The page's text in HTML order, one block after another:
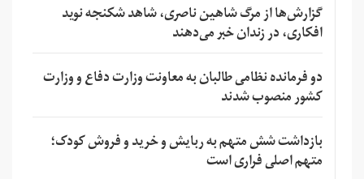
گزارش‌ها از مرگ شاهین ناصری، شاهد شکنجه نوید
افکاری، در زندان خبر می‌دهند
دو فرمانده نظامی طالبان به معاونت وزارت دفاع و وزارت
کشور منصوب شدند
بازداشت شش متهم به ربایش و خرید و فروش کودک؛
متهم اصلی فراری است